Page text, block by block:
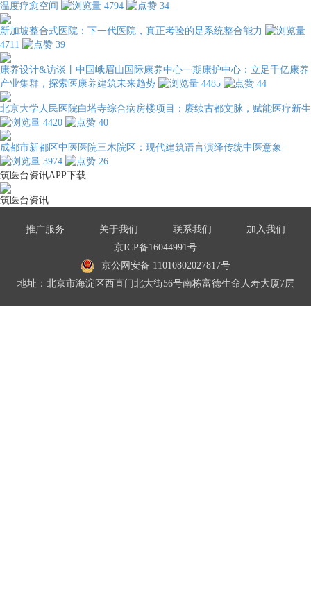
温度疗愈空间 4794 34
新加坡整合式医院：下一代医院，真正考验的是系统整合能力
4711
39
康养设计&访谈丨中国峨眉山国际康养中心一期康护中心：立足千亿康养
产业集群，探索医康养建筑未来趋势
4485 44
北京大学人民医院白塔寺综合病房楼项目：赓续古都文脉，赋能医疗新生
4420
40
成都市新都区中医医院三木院区：现代建筑语言演绎传统中医意象
3974
26
筑医台资讯APP下载
筑医台资讯
推广服务 关于我们 联系我们
加入我们
京ICP备16044991号
京公网安备 11010802027817号
地址：北京市海淀区西直门北大街56号南栋富德生命人寿大厦7层